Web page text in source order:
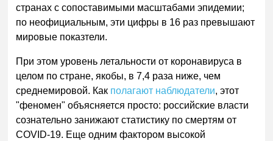
странах с сопоставимыми масштабами эпидемии;
по неофициальным, эти цифры в 16 раз превышают
мировые показтели.
При этом уровень летальности от коронавируса в
целом по стране, якобы, в 7,4 раза ниже, чем
среднемировой. Как полагают наблюдатели, этот
"феномен" объясняется просто: российские власти
сознательно занижают статистику по смертям от
COVID-19. Еще одним фактором высокой